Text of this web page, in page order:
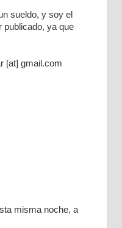
sueldo, y soy el
publicado, ya que
[at] gmail.com
misma noche, a